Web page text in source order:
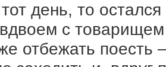
день, то
с
отбежать поесть